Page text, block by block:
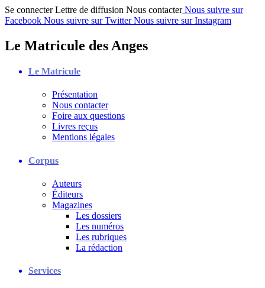
Se connecter Lettre de diffusion Nous contacter Nous suivre sur
Facebook Nous suivre sur Twitter Nous suivre sur Instagram
Le Matricule des Anges
Le Matricule
Présentation
Nous contacter
Foire aux questions
Livres reçus
Mentions légales
Corpus
Auteurs
Éditeurs
Magazines
Les dossiers
Les numéros
Les rubriques
La rédaction
Services